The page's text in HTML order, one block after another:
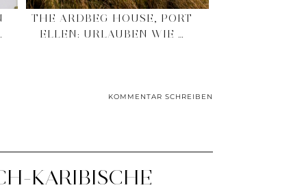
THE ARDBEG HOUSE, PORT
ELLEN: URLAUBEN WIE …
KOMMENTAR SCHREIBEN
KARIBISCHE